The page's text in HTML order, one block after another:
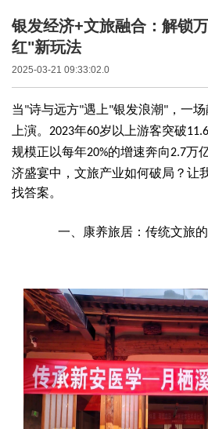
银发经济+文旅融合：解锁
红"新玩法
2025-03-21 09:33:02.0
当"诗与远方"遇上"银发浪潮" ，一
上演。 2023年60岁以上游客突破11.6
规模正以每年20%的增速奔向2.7万
济盛宴中，文旅产业如何破局？让
找答案。
一、康养旅居：传统文旅的